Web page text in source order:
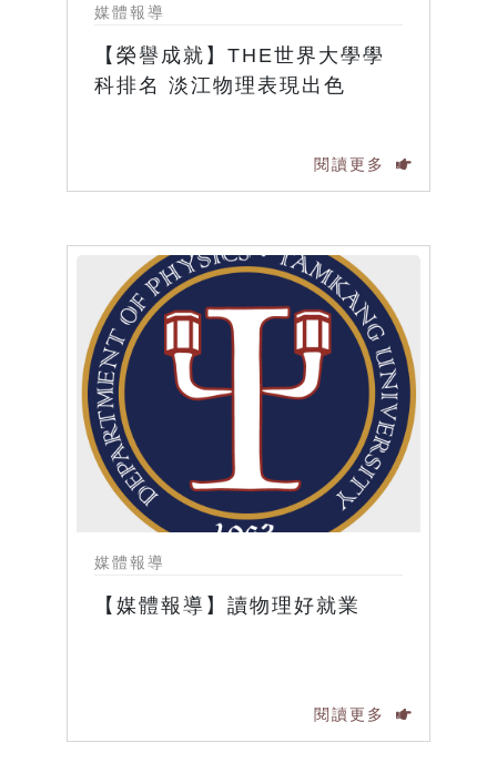
媒體報導
【榮譽成就】THE世界大學學
科排名 淡江物理表現出色
閱讀更多
媒體報導
【媒體報導】讀物理好就業
閱讀更多